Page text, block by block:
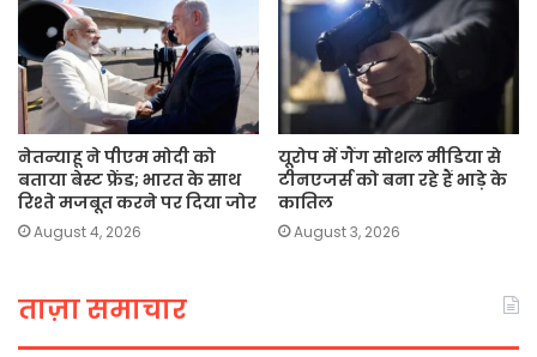
नेतन्याहू ने पीएम मोदी को
बताया बेस्ट फ्रेंड; भारत के साथ
रिश्ते मजबूत करने पर दिया जोर
August 4, 2026
यूरोप में गैंग सोशल मीडिया से
टीनएजर्स को बना रहे हैं भाड़े के
कातिल
August 3, 2026
ताज़ा समाचार